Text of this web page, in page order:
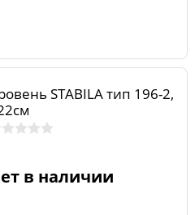
STABILA тип 196-2,
в наличии